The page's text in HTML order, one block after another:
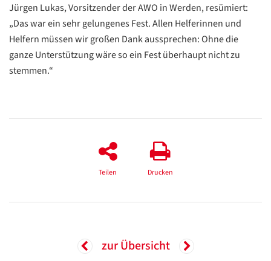
Jürgen Lukas, Vorsitzender der AWO in Werden, resümiert:
„Das war ein sehr gelungenes Fest. Allen Helferinnen und
Helfern müssen wir großen Dank aussprechen: Ohne die
ganze Unterstützung wäre so ein Fest überhaupt nicht zu
stemmen.“
Teilen Drucken
zur Übersicht
ZURÜCK
/
Translate
ZURÜCK